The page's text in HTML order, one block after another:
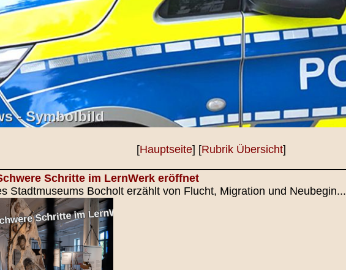
[Hauptseite] [Rubrik Übersicht]
Schritte im LernWerk eröffnet
Stadtmuseums Bocholt erzählt von Flucht, Migration und Neubegin...